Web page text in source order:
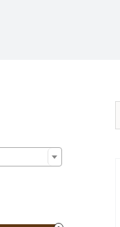
TOEVOEGEN AAN